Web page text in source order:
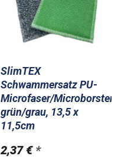
SlimTEX
Schwammersatz PU-
Microfaser/Microborsten
grün/grau, 13,5 x
11,5cm
2,37 € *